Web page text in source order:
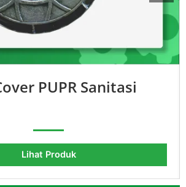
PUPR Sanitasi
Lihat Produk